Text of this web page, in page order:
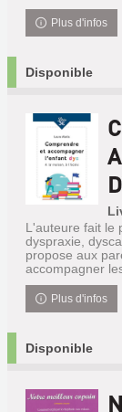
Plus d'infos
Disponible
L'auteure fait le
dyspraxie,
propose aux
accompagner
Plus d'infos
Disponible